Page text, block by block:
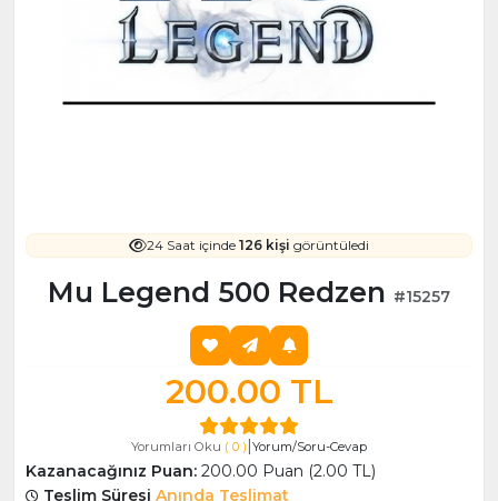
24 Saat içinde 126 kişi görüntüledi
Mu Legend 500 Redzen #15257
200.00 TL
Yorumları Oku ( 0 ) |Yorum/Soru-Cevap
Kazanacağınız Puan: 200.00 Puan (2.00 TL)
Teslim Süresi Anında Teslimat